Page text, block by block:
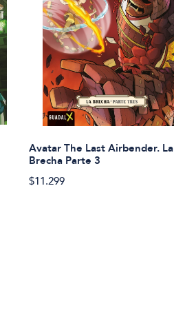
Avatar The Last Airbender. La
Brecha Parte 3
$11.299